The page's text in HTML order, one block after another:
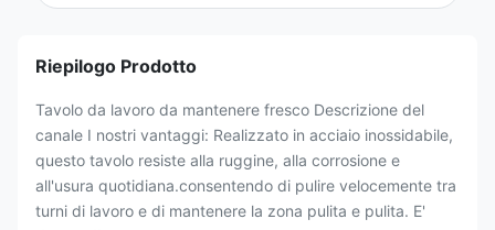
Riepilogo Prodotto
Tavolo da lavoro da mantenere fresco Descrizione del
canale I nostri vantaggi: Realizzato in acciaio inossidabile,
questo tavolo resiste alla ruggine, alla corrosione e
all'usura quotidiana.consentendo di pulire velocemente tra
turni di lavoro e di mantenere la zona pulita e pulita. E'